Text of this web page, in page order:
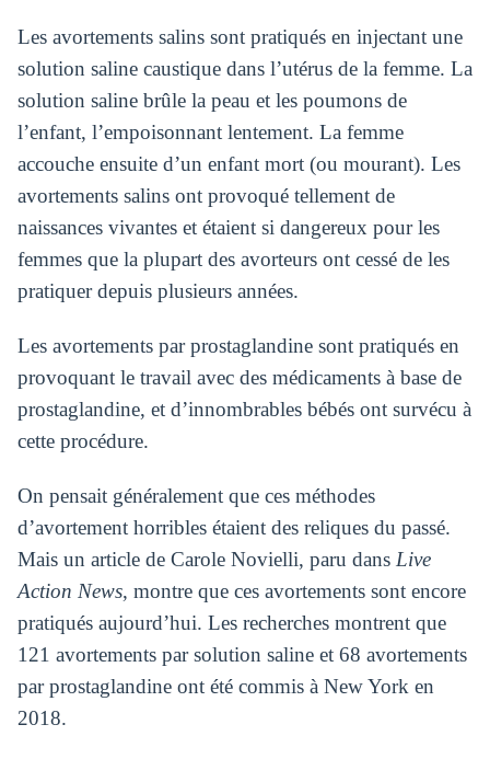
Les avortements salins sont pratiqués en injectant une
solution saline caustique dans l’utérus de la femme. La
solution saline brûle la peau et les poumons de
l’enfant, l’empoisonnant lentement. La femme
accouche ensuite d’un enfant mort (ou mourant). Les
avortements salins ont provoqué tellement de
naissances vivantes et étaient si dangereux pour les
femmes que la plupart des avorteurs ont cessé de les
pratiquer depuis plusieurs années.
Les avortements par prostaglandine sont pratiqués en
provoquant le travail avec des médicaments à base de
prostaglandine, et d’innombrables bébés ont survécu à
cette procédure.
On pensait généralement que ces méthodes
d’avortement horribles étaient des reliques du passé.
Mais un article de Carole Novielli, paru dans Live
Action News, montre que ces avortements sont encore
pratiqués aujourd’hui. Les recherches montrent que
121 avortements par solution saline et 68 avortements
par prostaglandine ont été commis à New York en
2018.